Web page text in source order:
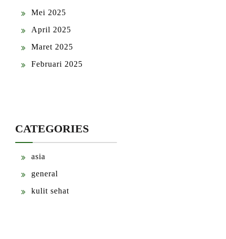
Mei 2025
April 2025
Maret 2025
Februari 2025
CATEGORIES
asia
general
kulit sehat